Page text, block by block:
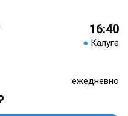
16:40
● Калуга
ежедневно